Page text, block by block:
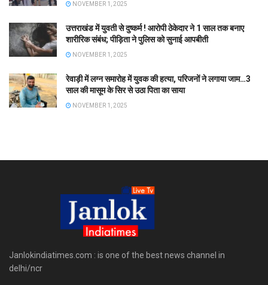
NOVEMBER 1, 2025
उत्तराखंड में युवती से दुष्कर्म ! आरोपी ठेकेदार ने 1 साल तक बनाए
शारीरिक संबंध; पीड़िता ने पुलिस को सुनाई आपबीती
NOVEMBER 1, 2025
रेवाड़ी में लग्न समारोह में युवक की हत्या, परिजनों ने लगाया जाम…3
साल की मासूम के सिर से उठा पिता का साया
NOVEMBER 1, 2025
Janlokindiatimes.com : is one of the best news channel in
delhi/ncr